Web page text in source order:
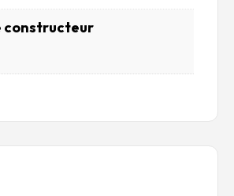
constructeur